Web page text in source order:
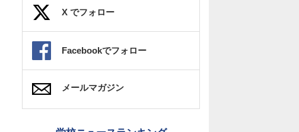
X でフォロー
Facebookでフォロー
メールマガジン